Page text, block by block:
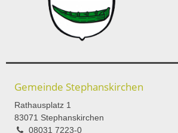
Gemeinde Stephanskirchen
Rathausplatz 1
83071 Stephanskirchen
08031 7223-0